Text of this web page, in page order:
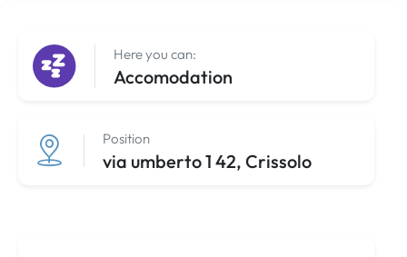
Here you can:
Accomodation
Position
via umberto 1 42, Crissolo